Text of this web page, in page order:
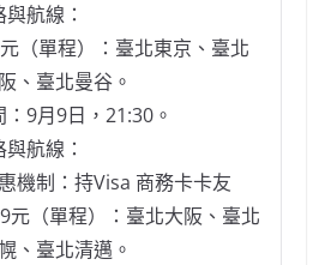
航線：
（單程）：臺北東京、臺北
、臺北曼谷。
：9月9日，21:30。
航線：
機制：持Visa 商務卡卡友
元（單程）：臺北大阪、臺北
、臺北清邁。